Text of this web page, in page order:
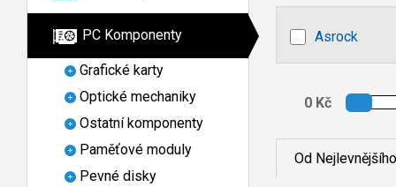
PC Komponenty
Grafické karty
Optické mechaniky
Ostatní komponenty
Paměťové moduly
Pevné disky
Asrock
Od Nejlevnějšího